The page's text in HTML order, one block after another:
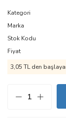
Kategori
Marka
Stok Kodu
Fiyat
3,05 TL den